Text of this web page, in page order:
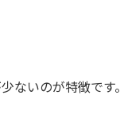
ないのが特徴です。